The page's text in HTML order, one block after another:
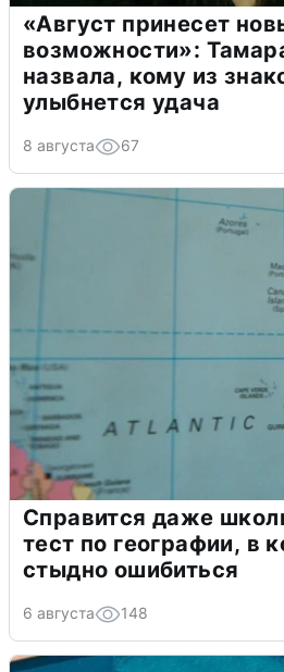
«Август принесет
возможности»:
назвала, кому из
улыбнется удача
8 августа 67
Справится даже
тест по географии, в
стыдно ошибиться
6 августа 148